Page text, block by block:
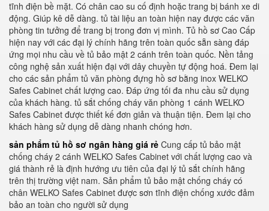
tĩnh điện bề mặt. Có chân cao su cố định hoặc trang bị bánh xe di
động. Giúp kê dễ dàng. tủ tài liệu an toàn hiện nay được các văn
phòng tin tưởng để trang bị trong đơn vị mình. Tủ hồ sơ Cao Cấp
hiện nay với các đại lý chính hãng trên toàn quốc sẵn sàng đáp
ứng mọi nhu cầu về tủ bảo mật 2 cánh trên toàn quốc. Nền tảng
công nghệ sản xuất hiện đại với dây chuyền tự động hoá. Đem lại
cho các sản phẩm tủ văn phòng đựng hồ sơ bằng inox WELKO
Safes Cabinet chất lượng cao. Đáp ứng tối đa nhu cầu sử dụng
của khách hàng. tủ sắt chống cháy văn phòng 1 cánh WELKO
Safes Cabinet được thiết kế đơn giản và thuận tiện. Đem lại cho
khách hàng sử dụng dễ dàng nhanh chóng hơn.
sản phẩm tủ hồ sơ ngân hàng giá rẻ Cung cấp tủ bảo mật
chống cháy 2 cánh WELKO Safes Cabinet với chất lượng cao và
giá thành rẻ là định hướng ưu tiên của đại lý tủ sắt chính hãng
trên thị trường việt nam. Sản phẩm tủ bảo mật chống cháy có
chân WELKO Safes Cabinet được sơn tĩnh điện chống xước đảm
bảo an toàn cho người sử dụng